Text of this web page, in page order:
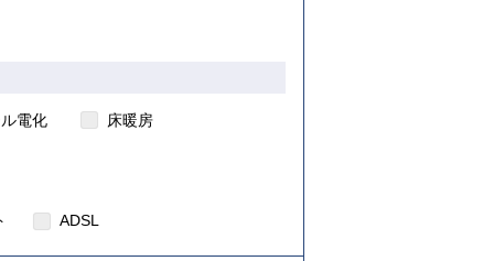
電化
床暖房
ADSL